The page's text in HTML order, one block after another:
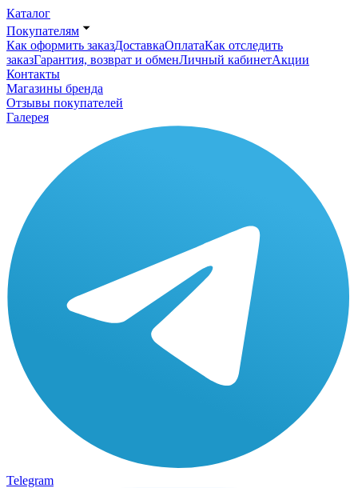
Каталог
Покупателям
Как оформить заказДоставкаОплатаКак отследить
заказГарантия, возврат и обменЛичный кабинетАкции
Контакты
Магазины бренда
Отзывы покупателей
Галерея
Telegram